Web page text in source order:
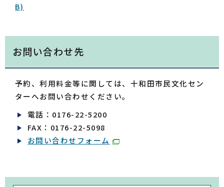
B)
お問い合わせ先
予約、利用料金等に関しては、十和田市民文化セン
ターへお問い合わせください。
電話：0176-22-5200
FAX：0176-22-5098
お問い合わせフォーム